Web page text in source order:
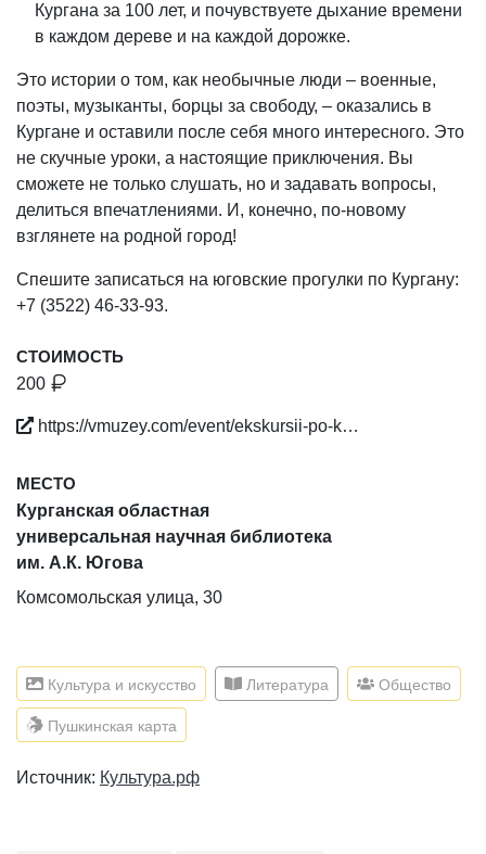
Кургана за 100 лет, и почувствуете дыхание времени
в каждом дереве и на каждой дорожке.
Это истории о том, как необычные люди – военные,
поэты, музыканты, борцы за свободу, – оказались в
Кургане и оставили после себя много интересного. Это
не скучные уроки, а настоящие приключения. Вы
сможете не только слушать, но и задавать вопросы,
делиться впечатлениями. И, конечно, по-новому
взглянете на родной город!
Спешите записаться на юговские прогулки по Кургану:
+7 (3522) 46-33-93.
СТОИМОСТЬ
200
https://vmuzey.com/event/ekskursii-po-k…
МЕСТО
Курганская областная
универсальная научная библиотека
им. А.К. Югова
Комсомольская улица, 30
Культура и искусство Литература Общество
Пушкинская карта
Источник: Культура.рф